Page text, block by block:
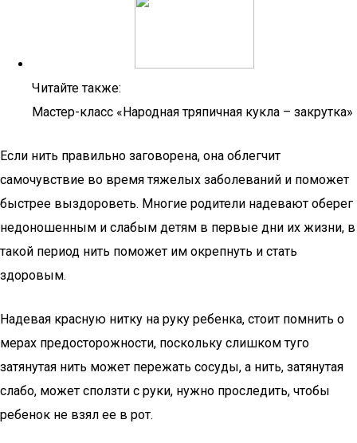
Читайте также:
Мастер-класс «Народная тряпичная кукла – закрутка»
Если нить правильно заговорена, она облегчит
самочувствие во время тяжелых заболеваний и поможет
быстрее выздороветь. Многие родители надевают оберег
недоношенным и слабым детям в первые дни их жизни, в
такой период нить поможет им окрепнуть и стать
здоровым.
Надевая красную нитку на руку ребенка, стоит помнить о
мерах предосторожности, поскольку слишком туго
затянутая нить может пережать сосуды, а нить, затянутая
слабо, может сползти с руки, нужно проследить, чтобы
ребенок не взял ее в рот.